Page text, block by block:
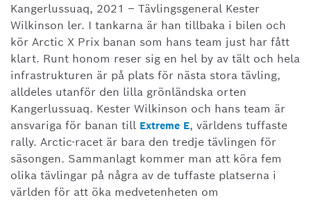
Kangerlussuaq, 2021 – Tävlingsgeneral Kester
Wilkinson ler. I tankarna är han tillbaka i bilen och
kör Arctic X Prix banan som hans team just har fått
klart. Runt honom reser sig en hel by av tält och hela
infrastrukturen är på plats för nästa stora tävling,
alldeles utanför den lilla grönländska orten
Kangerlussuaq. Kester Wilkinson och hans team är
ansvariga för banan till Extreme E, världens tuffaste
rally. Arctic-racet är bara den tredje tävlingen för
säsongen. Sammanlagt kommer man att köra fem
olika tävlingar på några av de tuffaste platserna i
världen för att öka medvetenheten om